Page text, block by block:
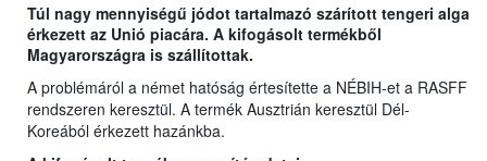
Túl nagy mennyiségű jódot tartalmazó szárított tengeri alga
érkezett az Unió piacára. A kifogásolt termékből
Magyarországra is szállítottak.
A problémáról a német hatóság értesítette a NÉBIH-et a RASFF
rendszeren keresztül. A termék Ausztrián keresztül Dél-
Koreából érkezett hazánkba.